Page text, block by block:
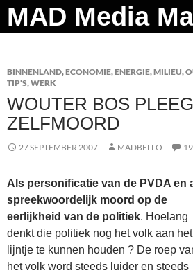
Ga
naar
Zoeken
BINNENLAND,ECONOMIE,ENERGIE,MILIEU,
TIP'S,WERK
WOUTER BOS
ZELFMOORD
27 SEPTEMBER 2007 MADBELLO
Als personificatie van de PVDA en
spreekwoordelijk moord op de
eerlijkheid van de politiek. Hoelang
denkt die politiek nog het volk aan het
lijntje te kunnen houden ? De roep
het volk word steeds luider en steeds